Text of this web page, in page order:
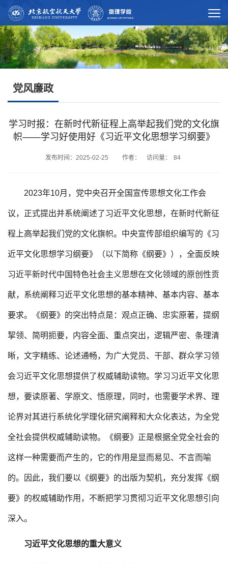
党风廉政
学习时报：在新时代新征程上高举起我们党的文化旗
帜——学习好使用好《习近平文化思想学习纲要》
发布时间：2025-02-25 作者： 访问量： 84
2023年10月，党中央召开全国宣传思想文化工作会
议，正式提出并系统阐述了习近平文化思想，在新时代新征
程上高举起我们党的文化旗帜。中央宣传部组织编写的《习
近平文化思想学习纲要》（以下简称《纲要》），全面反映
习近平新时代中国特色社会主义思想在文化领域的原创性贡
献，系统阐释习近平文化思想的基本精神、基本内容、基本
要求。《纲要》的突出特点是：观点正确、忠实原著，提纲
挈领、简明扼要，内容全面、重点突出，逻辑严密、条理清
晰，文字精练、论述通畅，为广大党员、干部、群众学习领
会习近平文化思想提供了权威辅助读物。学习习近平文化思
想，要读原著、学原文、悟原理，同时，也需要学术界、理
论界对其进行系统化学理化研究阐释和大众化表达，为全党
全社会提供权威辅助读物。《纲要》正是根据全党全社会的
这样一种需要而产生的，它的作用是显而易见、不言而喻
的。因此，我们要以《纲要》的出版为契机，充分发挥《纲
要》的权威辅助作用，不断把学习贯彻习近平文化思想引向
深入。
习近平文化思想的重大意义